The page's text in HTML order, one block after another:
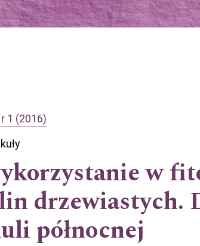
1 (2016)
w
drzewiastych.
północnej